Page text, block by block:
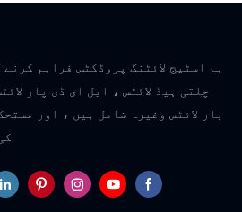
ہم اسٹیج لائٹنگ پروڈکٹس فراہم
چلتی ہیڈ لائٹس ، ایل ای ڈی پار
بار لائٹس وغیرہ شامل ہیں ، اور